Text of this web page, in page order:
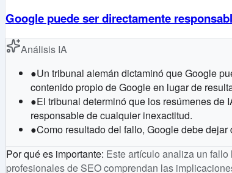
Google puede ser directamente
Análisis IA
●Un tribunal alemán dictaminó que Google
contenido propio de Google en lugar de
●El tribunal determinó que los resúmenes de
responsable de cualquier inexactitud.
●Como resultado del fallo, Google debe
Por qué es importante: Este artículo analiza un
profesionales de SEO comprendan las